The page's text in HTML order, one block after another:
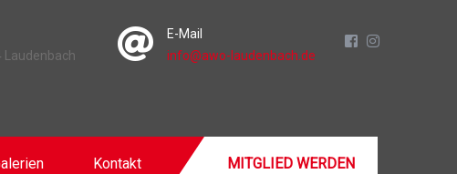
Laudenbach
E-Mail
info@awo-laudenbach.de
Kontakt MITGLIED WERDEN